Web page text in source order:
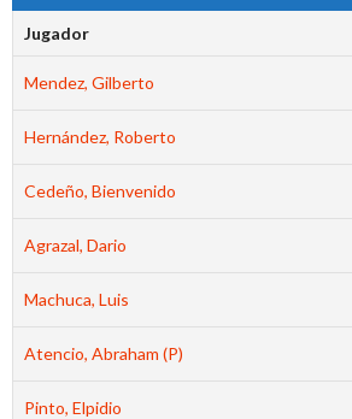
Jugador
Mendez, Gilberto
Hernández, Roberto
Cedeño, Bienvenido
Agrazal, Dario
Machuca, Luis
Atencio, Abraham (P)
Pinto, Elpidio